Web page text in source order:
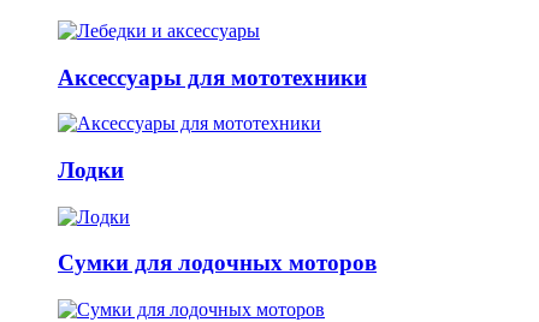
Аксессуары для мототехники
Лодки
Сумки для лодочных моторов